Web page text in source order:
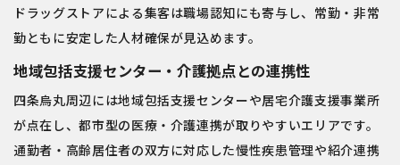
ドラッグストアによる集客は職場認知にも寄与し、常勤・非常
勤ともに安定した人材確保が見込めます。
地域包括支援センター・介護拠点との連携性
四条烏丸周辺には地域包括支援センターや居宅介護支援事業所
が点在し、都市型の医療・介護連携が取りやすいエリアです。
通勤者・高齢居住者の双方に対応した慢性疾患管理や紹介連携